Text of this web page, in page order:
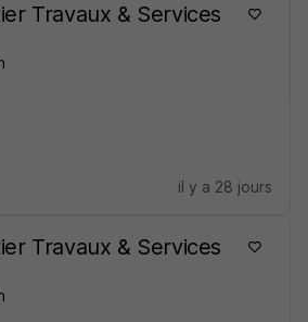
Travaux & Services
il y a 28 jours
Travaux & Services